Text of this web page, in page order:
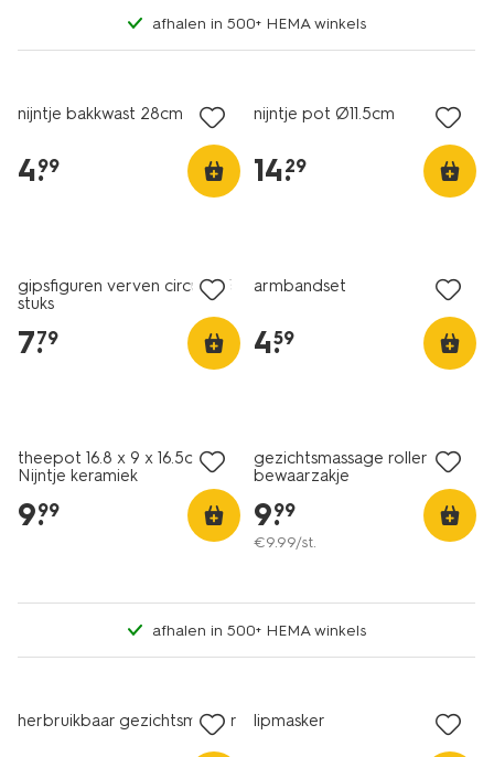
afhalen in 500+ HEMA winkels
nijntje bakkwast 28cm
4.
99
nijntje pot Ø11.5cm
14.
29
gipsfiguren verven circus - 5
stuks
7.
79
armbandset
4.
59
theepot 16.8 x 9 x 16.5cm
Nijntje keramiek
9.
99
gezichtsmassage roller met
bewaarzakje
9.
99
€9.99/st.
afhalen in 500+ HEMA winkels
herbruikbaar gezichtsmasker lipmasker